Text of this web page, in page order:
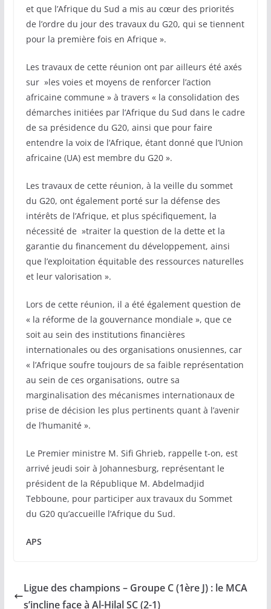
et que l’Afrique du Sud a mis au cœur des priorités
de l’ordre du jour des travaux du G20, qui se tiennent
pour la première fois en Afrique ».
Les travaux de cette réunion ont par ailleurs été axés
sur »les voies et moyens de renforcer l’action
africaine commune » à travers « la consolidation des
démarches initiées par l’Afrique du Sud dans le cadre
de sa présidence du G20, ainsi que pour faire
entendre la voix de l’Afrique, étant donné que l’Union
africaine (UA) est membre du G20 ».
Les travaux de cette réunion, à la veille du sommet
du G20, ont également porté sur la défense des
intérêts de l’Afrique, et plus spécifiquement, la
nécessité de »traiter la question de la dette et la
garantie du financement du développement, ainsi
que l’exploitation équitable des ressources naturelles
et leur valorisation ».
Lors de cette réunion, il a été également question de
« la réforme de la gouvernance mondiale », que ce
soit au sein des institutions financières
internationales ou des organisations onusiennes, car
« l’Afrique soufre toujours de sa faible représentation
au sein de ces organisations, outre sa
marginalisation des mécanismes internationaux de
prise de décision les plus pertinents quant à l’avenir
de l’humanité ».
Le Premier ministre M. Sifi Ghrieb, rappelle t-on, est
arrivé jeudi soir à Johannesburg, représentant le
président de la République M. Abdelmadjid
Tebboune, pour participer aux travaux du Sommet
du G20 qu’accueille l’Afrique du Sud.
APS
Ligue des champions – Groupe C (1ère J) : le MCA
s’incline face à Al-Hilal SC (2-1)